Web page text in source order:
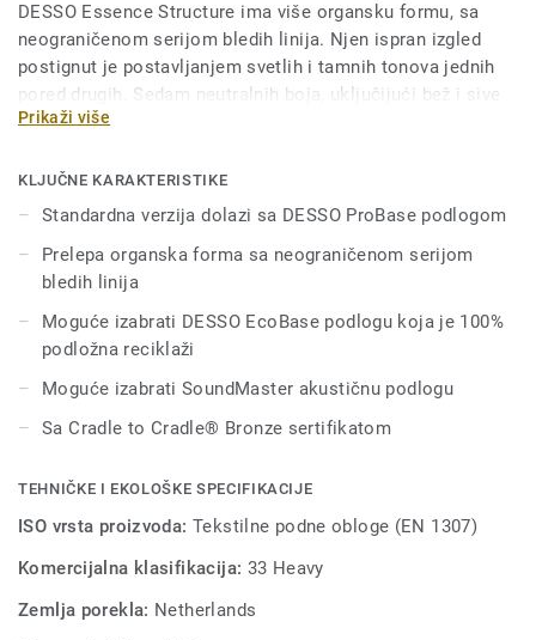
DESSO Essence Structure ima više organsku formu, sa
neograničenom serijom bledih linija. Njen ispran izgled
postignut je postavljanjem svetlih i tamnih tonova jednih
pored drugih. Sedam neutralnih boja, uključijući bež i sive
nijanse, kreiraju suptilan ali interesantan efekat, dok pet
svetlonarandžasta i zelena - daju podu moćan karakter.
Svaka od boja DESSO Essence Structure se može lako
kombinovati sa DESSO Essence, DESSO Essence Stripe i
DESSO Essence Maze, nudeći neograničen broj
mogućnosti.
Prikaži više
KLJUČNE KARAKTERISTIKE
Standardna verzija dolazi sa DESSO ProBase podlogom
Prelepa organska forma sa neograničenom serijom
bledih linija
Moguće izabrati DESSO EcoBase podlogu koja je 100%
podložna reciklaži
Moguće izabrati SoundMaster akustičnu podlogu
Sa Cradle to Cradle® Bronze sertifikatom
TEHNIČKE I EKOLOŠKE SPECIFIKACIJE
ISO vrsta proizvoda: Tekstilne podne obloge (EN 1307)
Komercijalna klasifikacija: 33 Heavy
Zemlja porekla: Netherlands